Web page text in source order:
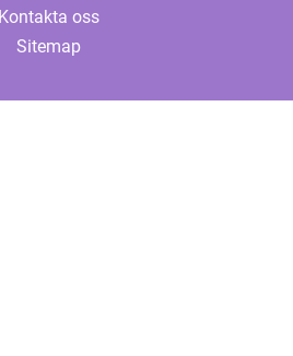
Kontakta oss
Sitemap